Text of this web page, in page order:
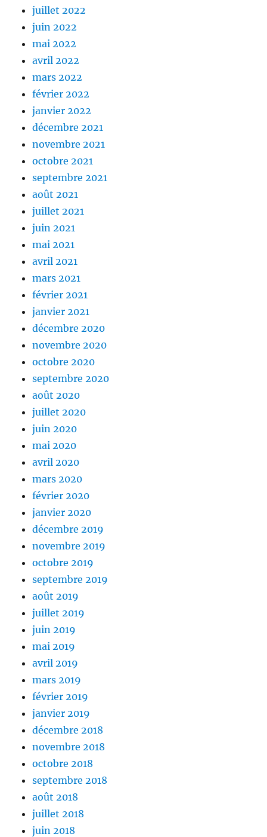
juillet 2022
juin 2022
mai 2022
avril 2022
mars 2022
février 2022
janvier 2022
décembre 2021
novembre 2021
octobre 2021
septembre 2021
août 2021
juillet 2021
juin 2021
mai 2021
avril 2021
mars 2021
février 2021
janvier 2021
décembre 2020
novembre 2020
octobre 2020
septembre 2020
août 2020
juillet 2020
juin 2020
mai 2020
avril 2020
mars 2020
février 2020
janvier 2020
décembre 2019
novembre 2019
octobre 2019
septembre 2019
août 2019
juillet 2019
juin 2019
mai 2019
avril 2019
mars 2019
février 2019
janvier 2019
décembre 2018
novembre 2018
octobre 2018
septembre 2018
août 2018
juillet 2018
juin 2018